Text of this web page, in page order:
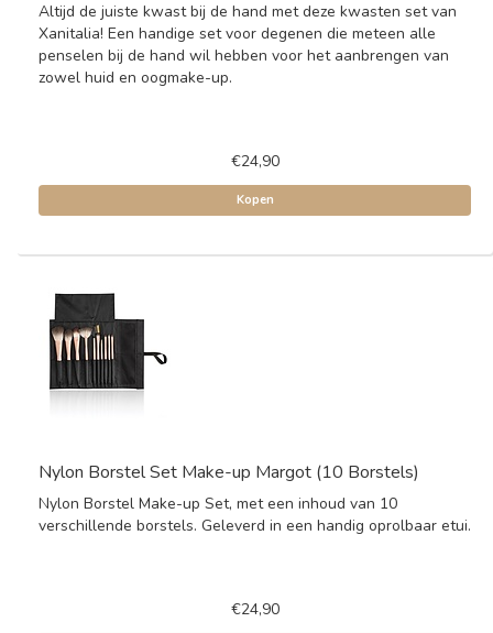
Altijd de juiste kwast bij de hand met deze kwasten set van
Xanitalia! Een handige set voor degenen die meteen alle
penselen bij de hand wil hebben voor het aanbrengen van
zowel huid en oogmake-up.
€24,90
Kopen
Nylon Borstel Set Make-up Margot (10 Borstels)
Nylon Borstel Make-up Set, met een inhoud van 10
verschillende borstels. Geleverd in een handig oprolbaar etui.
€24,90